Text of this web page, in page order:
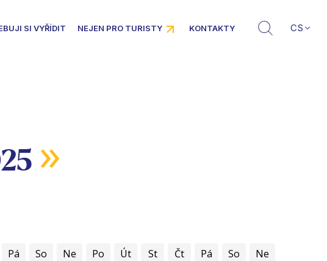
SI VYŘÍDIT NEJEN PRO TURISTY KONTAKTY CS
»
Pá
So
Ne
Po
Út
St
Čt
Pá
So
Ne